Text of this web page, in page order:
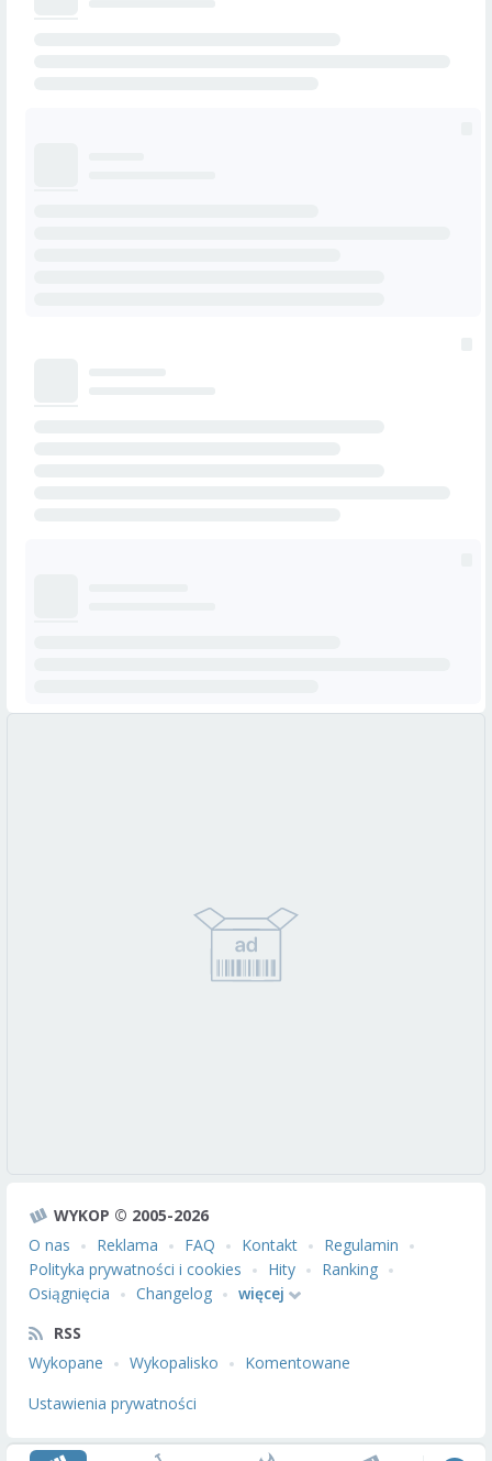
WYKOP © 2005-2026
O nas
Reklama FAQ Kontakt
Regulamin
Polityka prywatności i cookies
Hity
Ranking
Osiągnięcia
Changelog
więcej
RSS
Wykopane
Wykopalisko
Komentowane
Ustawienia prywatności